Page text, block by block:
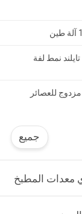
نمط لفة
للعصائر
جميع
معدات المطبخ